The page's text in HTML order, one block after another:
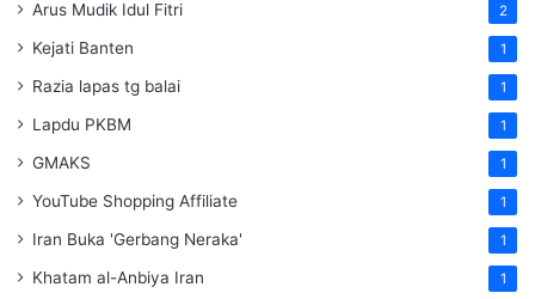
Arus Mudik Idul Fitri 2
Kejati Banten 1
Razia lapas tg balai 1
Lapdu PKBM 1
GMAKS 1
YouTube Shopping Affiliate 1
Iran Buka 'Gerbang Neraka' 1
Khatam al-Anbiya Iran 1